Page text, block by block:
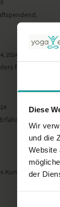
Diese
Wir
und die
Website
der
2024
fordernd!
Sehr
Kundalini!